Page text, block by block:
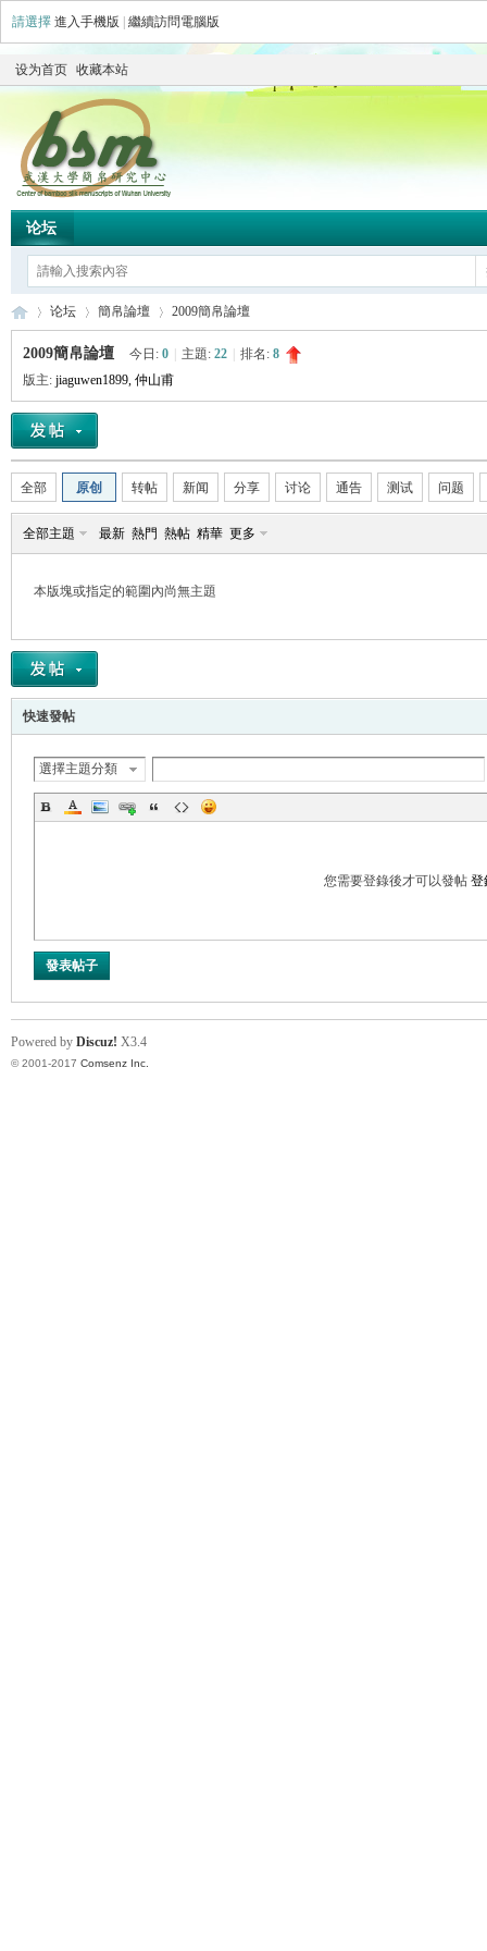
請選擇 進入手機版 繼續訪問電腦版
设为首页 收藏本站
论坛
简 »
论坛
›
簡帛論壇
›
2009簡帛論壇
2009簡帛論壇 今日: 0 主題: 22 排名: 8
版主: jiaguwen1899, 仲山甫
全部 原创 转帖 新闻 分享 讨论 通告 测试 问题
全部主題 最新 熱門 熱帖 精華 更多
本版塊或指定的範圍內尚無主題
快速發帖
選擇主題分類
您需要登錄後才可以發帖 登
發表帖子
Powered by Discuz! X3.4
© 2001-2017 Comsenz Inc.